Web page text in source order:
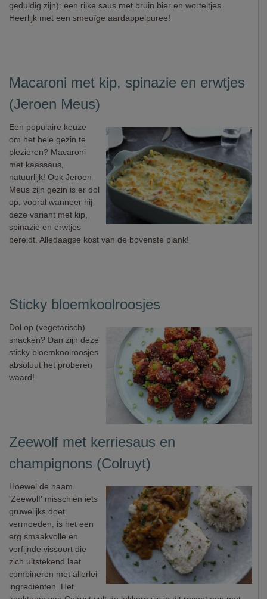
geduldig zijn): een rijke saus met bruin bier en worteltjes.
Heerlijk met een smeuïge aardappelpuree!
Macaroni met kip, spinazie en erwtjes
(Jeroen Meus)
Een populaire keuze
om het hele gezin te
plezieren? Macaroni
met kaassaus,
natuurlijk! Ook Jeroen
Meus zijn gezin is er dol
op, vooral wanneer hij
deze variant met kip,
spinazie en erwtjes
bereidt. Alledaagse kost van de bovenste plank!
Sticky bloemkoolroosjes
Dol op (vegetarisch)
snacken? Dan zijn deze
sticky bloemkoolroosjes
absoluut het proberen
waard!
Zeewolf met kerriesaus en
champignons (Colruyt)
Hoewel de naam
'Zeewolf' misschien iets
gruwelijks doet
vermoeden, is het een
erg smaakvolle en
verfijnde vissoort die
zich uitstekend laat
combineren met allerlei
ingrediënten. Het